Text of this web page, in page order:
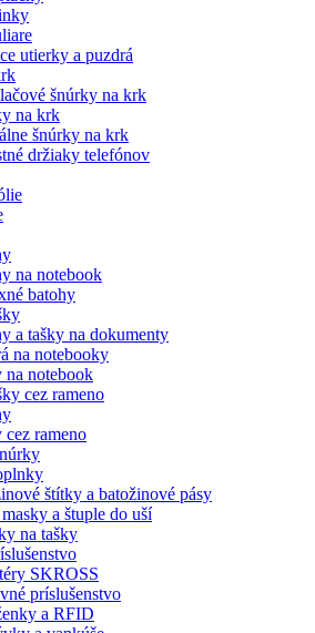
utierky a puzdrá
šnúrky na krk
na krk
šnúrky na krk
držiaky telefónov
na notebook
batohy
a tašky na dokumenty
na notebooky
na notebook
cez rameno
cez rameno
štítky a batožinové pásy
a štuple do uší
na tašky
SKROSS
príslušenstvo
a RFID